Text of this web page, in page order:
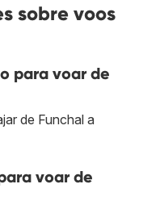
sobre voos
para voar de
de Funchal a
voar de